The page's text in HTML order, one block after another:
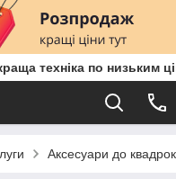
техніка по низьким
Аксесуари до